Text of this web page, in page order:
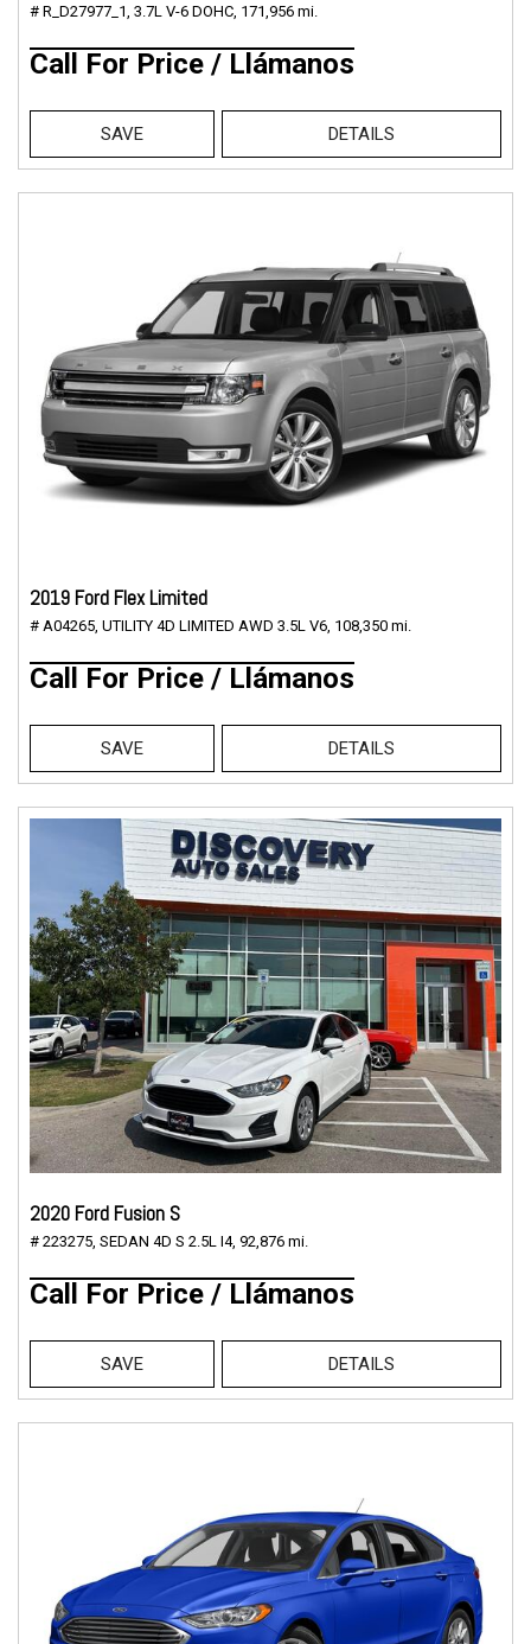
# R_D27977_1, 3.7L V-6 DOHC, 171,956 mi.
Call For Price / Llámanos
SAVE DETAILS
2019 Ford Flex Limited
# A04265, UTILITY 4D LIMITED AWD 3.5L V6, 108,350 mi.
Call For Price / Llámanos
SAVE DETAILS
2020 Ford Fusion S
# 223275, SEDAN 4D S 2.5L I4, 92,876 mi.
Call For Price / Llámanos
SAVE DETAILS